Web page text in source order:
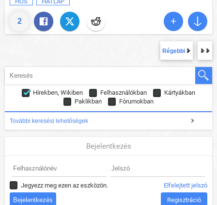
2
Régebbi
Hírekben, Wikiben Felhasználókban
Kártyákban
Paklikban
Fórumokban
További keresési lehetőségek
Bejelentkezés
Jegyezz meg ezen az eszközön. Elfelejtett jelszó
Regisztráció